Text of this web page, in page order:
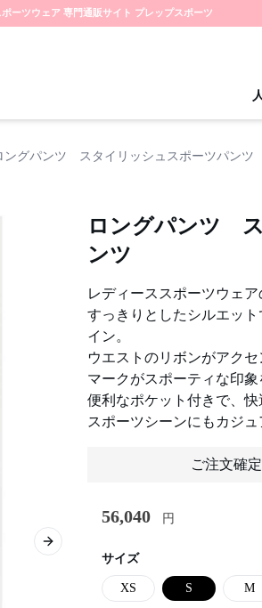
ポーツウェア 専門通販サイト プレップスポーツ
ングパンツ スタイリッシュスポーツパンツ
Next slide
ロングパンツ
ンツ
レディーススポーツウェア
すっきりとしたシルエッ
イン。
ウエストのリボンがアク
マークがスポーティな印象
便利なポケット付きで、快
スポーツシーンにもカジュ
ご注文確
56,040 円
サイズ
XS S M